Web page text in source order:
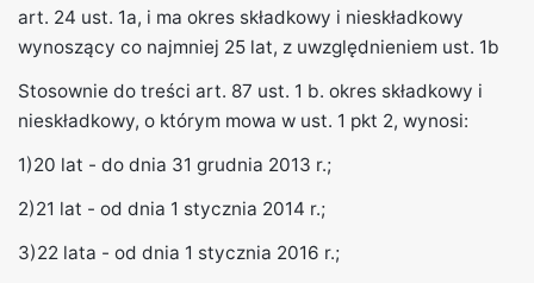
art. 24 ust. 1a, i ma okres składkowy i nieskładkowy
wynoszący co najmniej 25 lat, z uwzględnieniem ust. 1b
Stosownie do treści art. 87 ust. 1 b. okres składkowy i
nieskładkowy, o którym mowa w ust. 1 pkt 2, wynosi:
1)20 lat - do dnia 31 grudnia 2013 r.;
2)21 lat - od dnia 1 stycznia 2014 r.;
3)22 lata - od dnia 1 stycznia 2016 r.;